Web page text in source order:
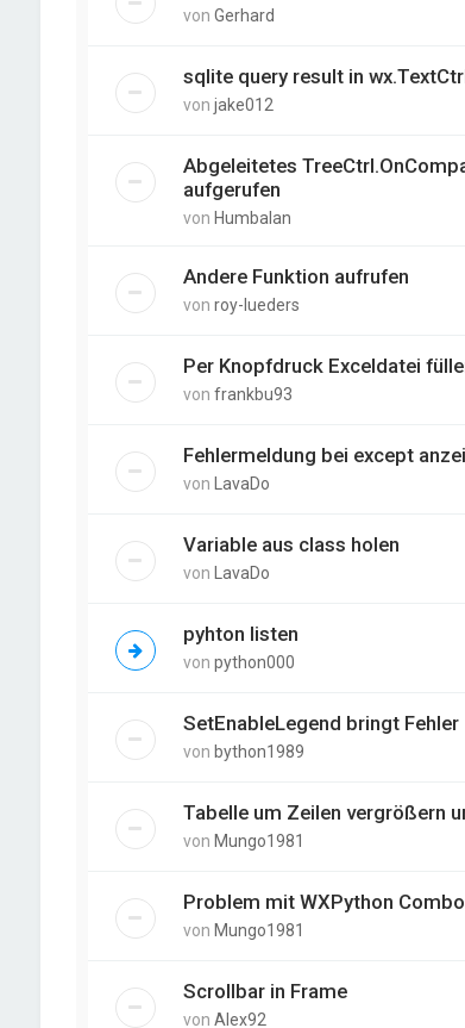
von Gerhard
sqlite query result in
von jake012
Abgeleitetes
aufgerufen
von Humbalan
Andere Funktion aufrufen
von roy-lueders
Per Knopfdruck Exceldatei
von frankbu93
Fehlermeldung bei except
von LavaDo
Variable aus class holen
von LavaDo
pyhton listen
von python000
SetEnableLegend bringt Fehler
von bython1989
Tabelle um Zeilen vergrößern
von Mungo1981
Problem mit WXPython
von Mungo1981
Scrollbar in Frame
von Alex92